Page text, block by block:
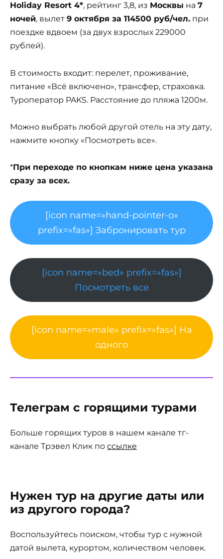
Holiday Resort 4*, рейтинг 3,8, из Москвы на 7
ночей, вылет 9 октября за 114500 руб/чел. при
поездке вдвоем (за двух взрослых 229000
рублей).
В стоимость входит: перелет, проживание,
питание «Всё включено», трансфер, страховка.
Туроператор PAKS. Расстояние до пляжа 1200м.
Можно выбрать любой другой отель на эту дату,
нажмите кнопку «Посмотреть все».
*При переходе по кнопкам ниже цена указана
сразу за всех.
[icon name=»hand-pointer-o»
prefix=»fas»] Забронировать тур
[icon name=»bed» prefix=»fas»]
Посмотреть все
[icon name=»male» prefix=»fas»] На
одного
Телеграм с горящими турами
Больше горящих туров в нашем канале тг-
канале Трэвел Клик по ссылке
Нужен тур на другие даты или
из другого города?
Воспользуйтесь поиском, чтобы тур с нужной
датой вылета, курортом, количеством человек.